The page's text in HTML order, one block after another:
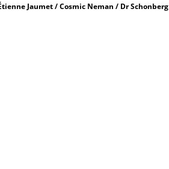
Jaumet / Cosmic Neman / Dr Schonberg